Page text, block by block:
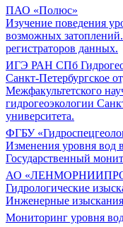
ПАО «Полюс»
Изучение поведения
возможных затоплений.
регистраторов данных.
ИГЭ РАН СПб
Санкт-Петербургское
Межфакультетского
гидрогеоэкологии
университета.
ФГБУ
Изменения уровня вод
Государственный
АО
Гидрологические
Инженерные изыскания
Мониторинг уровня